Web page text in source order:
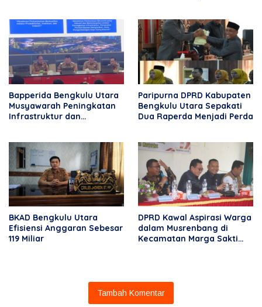
Bapperida Bengkulu Utara
Musyawarah Peningkatan
Infrastruktur dan
Paripurna DPRD Kabupaten
Bengkulu Utara Sepakati
Dua Raperda Menjadi Perda
BKAD Bengkulu Utara
Efisiensi Anggaran Sebesar
119 Miliar
DPRD Kawal Aspirasi Warga
dalam Musrenbang di
Kecamatan Marga Sakti
Tambah Komentar